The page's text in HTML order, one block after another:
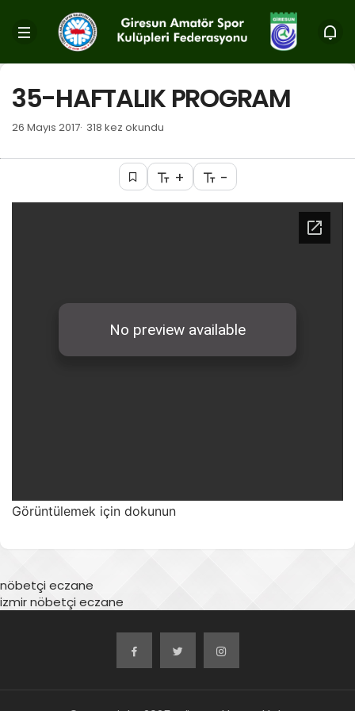
35-HAFTALIK PROGRAM
26 Mayıs 2017 318 kez okundu
+ -
Görüntülemek için dokunun
nöbetçi eczane
izmir nöbetçi eczane